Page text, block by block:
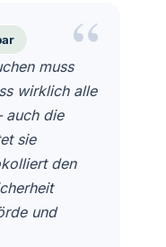
“
muss
wirklich alle
auch die
sie
den
und